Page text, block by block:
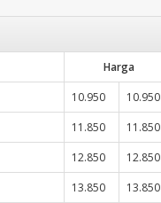
Harga
10.950
10.950
11.850
11.850
12.850
12.850
13.850
13.850